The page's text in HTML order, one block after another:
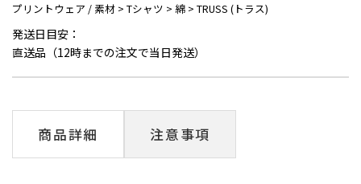
プリントウェア / 素材 > Tシャツ > 綿 > TRUSS (トラス)
発送日目安：
直送品（12時までの注文で当日発送）
商品詳細 注意事項